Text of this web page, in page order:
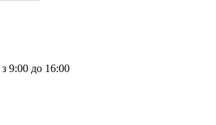
9:00 до 16:00